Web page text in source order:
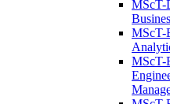
MScT-
MScT-
MScT-